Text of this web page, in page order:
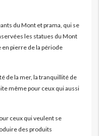
du Mont et prama, qui se
les statues du Mont
en pierre de la période
de la mer, la tranquillité de
même pour ceux qui aussi
ceux qui veulent se
des produits